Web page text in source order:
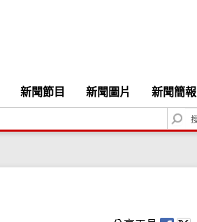
新聞節目 新聞圖片 新聞簡報
S
e
c